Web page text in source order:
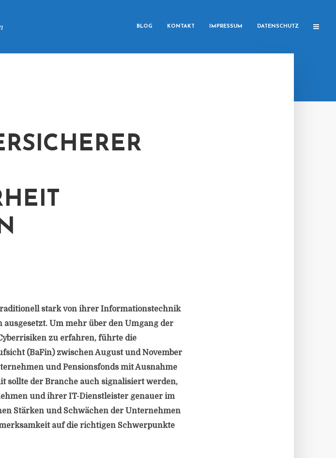
BLOG KONTAKT IMPRESSUM DATENSCHUTZ
stark von ihrer Informationstechnik
Um mehr über den Umgang der
zu erfahren, führte die
(BaFin) zwischen August und November
und Pensionsfonds mit Ausnahme
sollte der Branche auch signalisiert werden,
und ihrer IT-Dienstleister genauer im
Stärken und Schwächen der Unternehmen
auf die richtigen Schwerpunkte